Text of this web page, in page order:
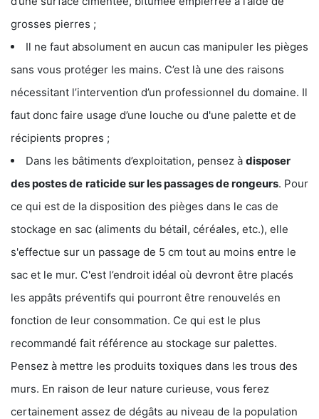
grosses pierres ;
Il ne faut absolument en aucun cas manipuler les pièges
sans vous protéger les mains. C’est là une des raisons
nécessitant l’intervention d’un professionnel du domaine. Il
faut donc faire usage d’une louche ou d'une palette et de
récipients propres ;
Dans les bâtiments d’exploitation, pensez à disposer
des postes de raticide sur les passages de rongeurs. Pour
ce qui est de la disposition des pièges dans le cas de
stockage en sac (aliments du bétail, céréales, etc.), elle
s'effectue sur un passage de 5 cm tout au moins entre le
sac et le mur. C'est l’endroit idéal où devront être placés
les appâts préventifs qui pourront être renouvelés en
fonction de leur consommation. Ce qui est le plus
recommandé fait référence au stockage sur palettes.
Pensez à mettre les produits toxiques dans les trous des
murs. En raison de leur nature curieuse, vous ferez
certainement assez de dégâts au niveau de la population